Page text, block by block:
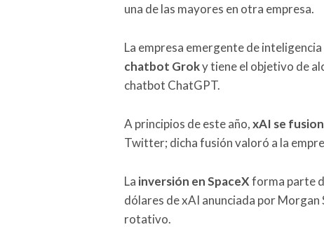
una de las mayores en otra empresa.
La empresa emergente de
chatbot Groky tiene el objetivo de
chatbot ChatGPT.
A principios de este año,xAI se
Twitter; dicha fusión valoró a la
La inversión en SpaceXforma parte
dólares de xAI anunciada por Morgan
rotativo.